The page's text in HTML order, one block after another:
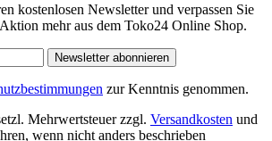
kostenlosen Newsletter und verpassen Sie
mehr aus dem Toko24 Online Shop.
Newsletter abonnieren
zur Kenntnis genommen.
Mehrwertsteuer zzgl. Versandkosten und
wenn nicht anders beschrieben